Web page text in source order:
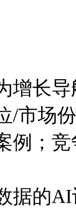
增长导
/市场
例；
据的